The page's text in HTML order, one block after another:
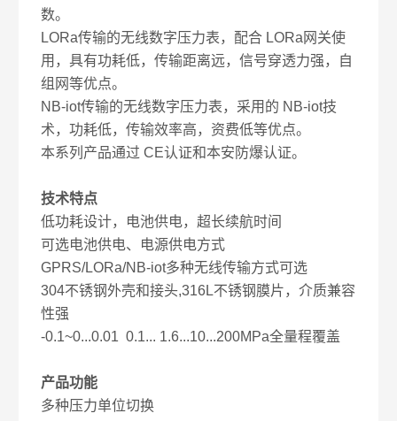
数。
LORa传输的无线数字压力表，配合 LORa 网关使
用，具有功耗低，传输距离远，信号穿透力强，自
组网等优点。
NB-iot传输的无线数字压力表，采用的 NB-iot技
术，功耗低，传输效率高，资费低等优点。
本系列产品通过 CE认证和本安防爆认证。
技术特点
低功耗设计，电池供电，超长续航时间
可选电池供电、电源供电方式
GPRS/LORa/NB-iot多种无线传输方式可选
304不锈钢外壳和接头,316L不锈钢膜片，介质兼容
性强
-0.1~0...0.01 0.1... 1.6...10...200MPa全量程覆盖
产品功能
多种压力单位切换